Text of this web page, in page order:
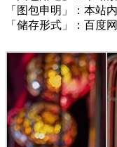
「图包申明」：本站
「储存形式」：百度